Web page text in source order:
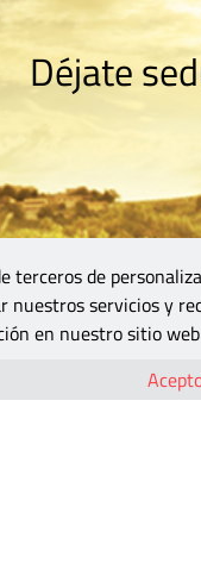
Déjate
terceros de
nuestros servicios y
en nuestro sitio